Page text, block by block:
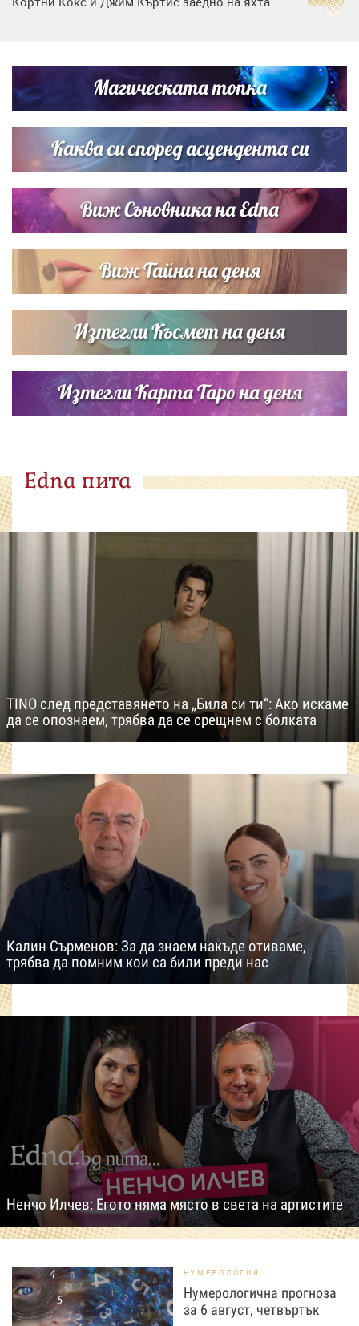
Братя Аргирови я изненадаха с песен
Списъкът е ясен: Джей Ло и Риана във ВИП гостите на
сватбата на Роналдо
Магическата топка
Каква си според асцендента си
Виж Съновника на Edna
Виж Тайна на деня
Изтегли Късмет на деня
Изтегли Карта Таро на деня
Edna пита
TINO след представянето на „Била си ти“: Ако искаме
да се опознаем, трябва да се срещнем с болката
Калин Сърменов: За да знаем накъде отиваме,
трябва да помним кои са били преди нас
Ненчо Илчев: Егото няма място в света на артистите
НУМЕРОЛОГИЯ
Нумерологична прогноза
за 6 август, четвъртък